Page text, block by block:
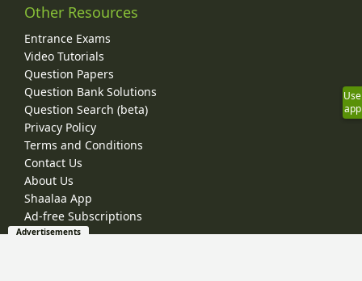
Other Resources
Entrance Exams
Video Tutorials
Question Papers
Question Bank Solutions
Question Search (beta)
Privacy Policy
Terms and Conditions
Contact Us
About Us
Shaalaa App
Ad-free Subscriptions
Use
app
Advertisements